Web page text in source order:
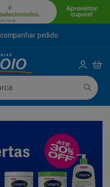
pedido
xxg